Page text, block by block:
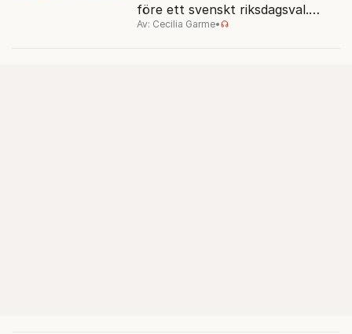
före ett svenskt riksdagsval.
Resultatet kan ge skolfrågan ny
Av: Cecilia Garme•